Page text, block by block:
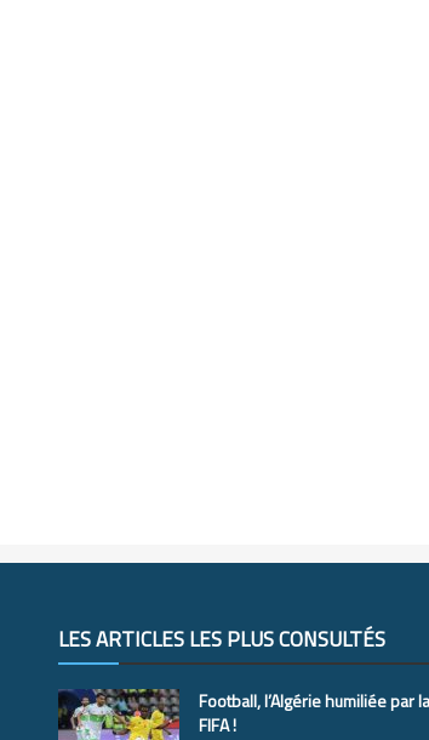
LES ARTICLES LES PLUS CONSULTÉS
Football, l’Algérie humiliée par la
FIFA !